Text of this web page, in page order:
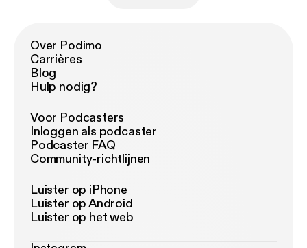
Over Podimo
Carrières
Blog
Hulp nodig?
Voor Podcasters
Inloggen als podcaster
Podcaster FAQ
Community-richtlijnen
Luister op iPhone
Luister op Android
Luister op het web